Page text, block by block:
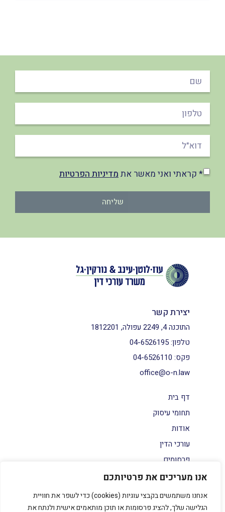
אנו מעריכים את פרטיותכם
אנחנו משתמשים בקבצי עוגיות (cookies) כדי לשפר את חוויית
הגלישה שלך, להציג פרסומות או תוכן מותאמים אישית ולנתח את
* קראתי ואני מאשר אתמדיניות הפרטיות
שליחה
דף בית
תחומי עיסוק
אודות
עורכי הדין
פרסומים
צור קשר
מדיניות פרטיות
יצירת קשר
התוכנה 4, 2249 עפולה, 1812201
טלפון:04-6526195
פקס: 04-6526110
office@o-n.law